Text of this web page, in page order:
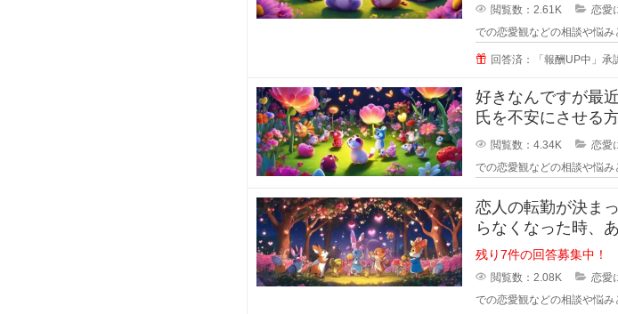
閲覧数：2.61K
恋愛
での恋愛観などの相談や悩み
回答済：「報酬UP中」承
好きなんですが最
氏を不安にさせる
るのが当たり前に
閲覧数：4.34K
恋愛
での恋愛観などの相談や悩み
恋人の転勤が決ま
らなくなった時、
恋人の転勤が決ま
残り7件の回答募集中！
閲覧数：2.08K
恋愛
での恋愛観などの相談や悩み